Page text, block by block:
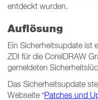
entdeckt wurden.
Auflösung
Ein Sicherheitsupdate ist
ZDI für die CorelDRAW
gemeldeten
Das Sicherheitsupdate
Webseite “Patches und